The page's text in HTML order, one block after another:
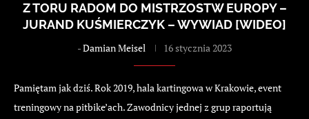
Z TORU RADOM DO MISTRZOSTW EUROPY –
JURAND KUŚMIERCZYK – WYWIAD [WIDEO]
-Damian Meisel 16 stycznia 2023
Pamiętam jak dziś. Rok 2019, hala kartingowa w Krakowie, event
treningowy na pitbike’ach. Zawodnicy jednej z grup raportują